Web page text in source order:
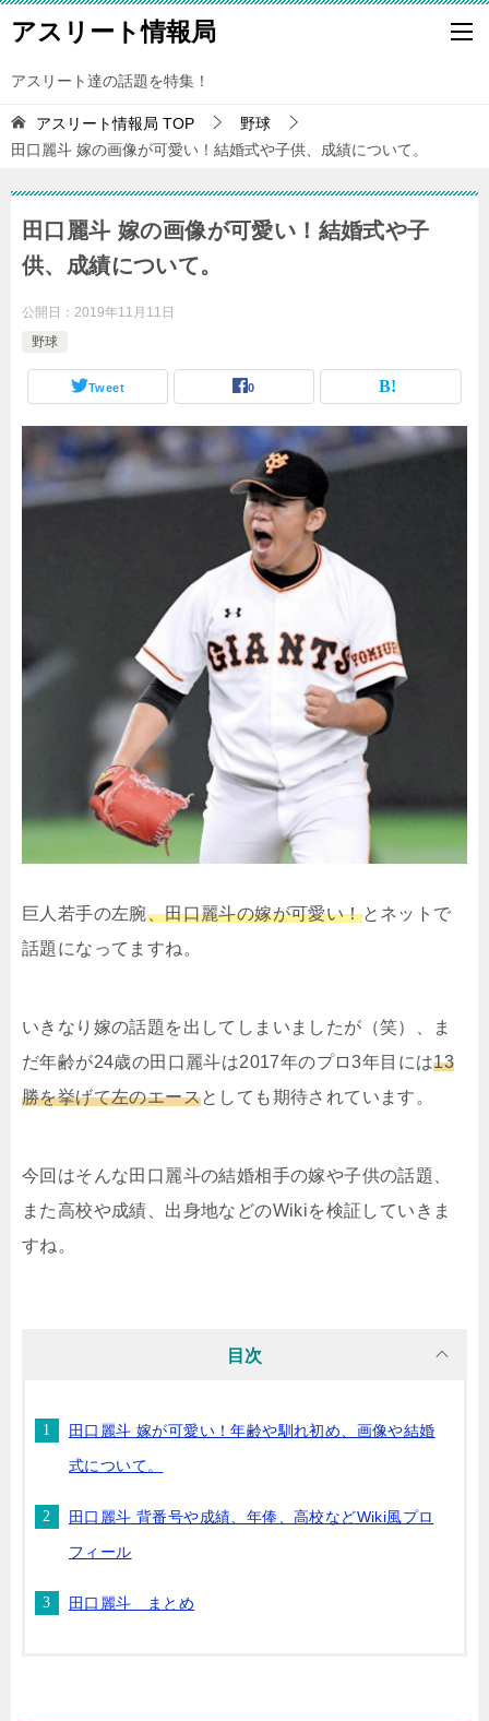
アスリート情報局
アスリート達の話題を特集！
アスリート情報局 TOP
野球
田口麗斗 嫁の画像が可愛い！結婚式や子供、成績について。
田口麗斗 嫁の画像が可愛い！結婚式や子
供、成績について。
公開日： 2019年11月11日
野球
Tweet 0
巨人若手の左腕、田口麗斗の嫁が可愛い！とネットで
話題になってますね。
いきなり嫁の話題を出してしまいましたが（笑）、ま
だ年齢が24歳の田口麗斗は2017年のプロ3年目には13
勝を挙げて左のエースとしても期待されています。
今回はそんな田口麗斗の結婚相手の嫁や子供の話題、
また高校や成績、出身地などのWikiを検証していきま
すね。
目次
田口麗斗 嫁が可愛い！年齢や馴れ初め、画像や結婚
式について。
田口麗斗 背番号や成績、年俸、高校などWiki風プロ
フィール
田口麗斗 まとめ